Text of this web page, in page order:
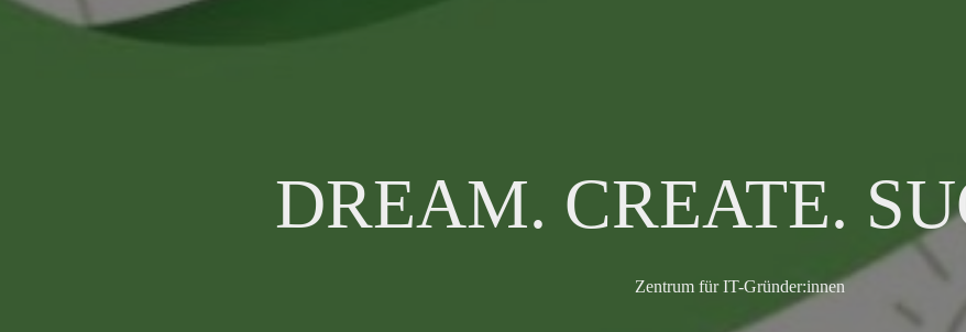
DREAM. CREATE.
Zentrum für IT-Gründer:innen